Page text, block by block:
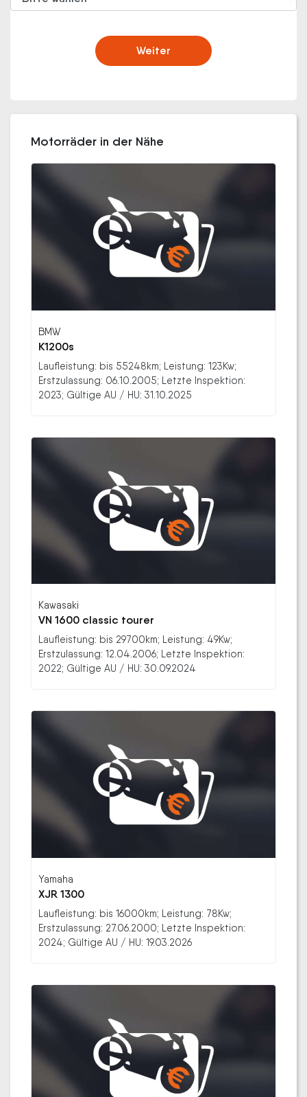
Weiter
Motorräder in der Nähe
BMW
K1200s
Laufleistung: bis 55248km; Leistung: 123Kw;
Erstzulassung: 06.10.2005; Letzte Inspektion:
2023; Gültige AU / HU: 31.10.2025
Kawasaki
VN 1600 classic tourer
Laufleistung: bis 29700km; Leistung: 49Kw;
Erstzulassung: 12.04.2006; Letzte Inspektion:
2022; Gültige AU / HU: 30.09.2024
Yamaha
XJR 1300
Laufleistung: bis 16000km; Leistung: 78Kw;
Erstzulassung: 27.06.2000; Letzte Inspektion:
2024; Gültige AU / HU: 19.03.2026